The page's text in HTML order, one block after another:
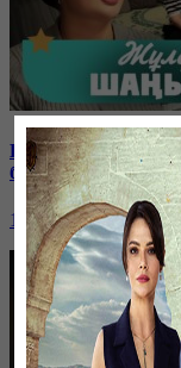
Блогер Бота Хамит
балаларын
10 февраля, 17:00